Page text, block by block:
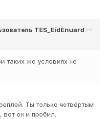
TES_EidEnuard
таких же условиях не
Ты только четвёртым
он и пробил.